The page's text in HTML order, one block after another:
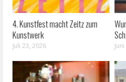
4. Kunstfest macht Zeitz zum
Kunstwerk
Juli 23, 2026